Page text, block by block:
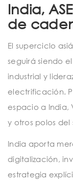
India,
de
El superciclo
seguirá siendo
industrial y
electrificación.
espacio a India,
y otros polos del
India aporta
digitalización,
estrategia